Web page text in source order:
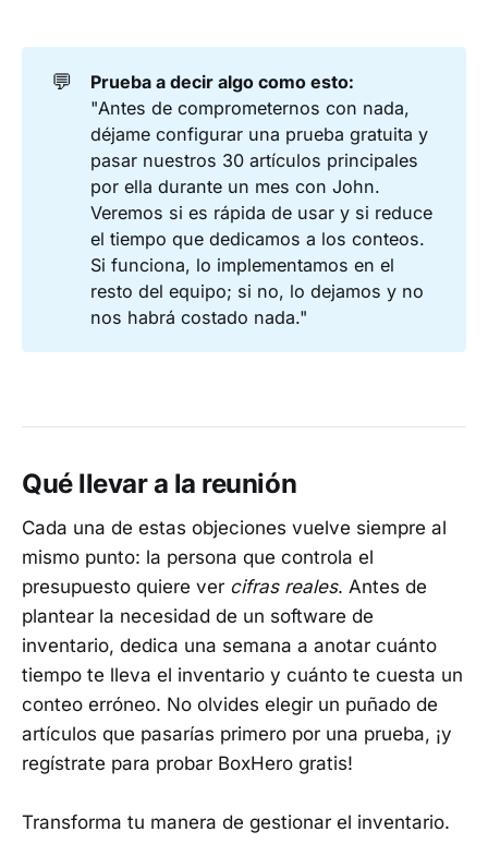
💬
Prueba a decir algo como esto:
"Antes de comprometernos con nada,
déjame configurar una prueba gratuita y
pasar nuestros 30 artículos principales
por ella durante un mes con John.
Veremos si es rápida de usar y si reduce
el tiempo que dedicamos a los conteos.
Si funciona, lo implementamos en el
resto del equipo; si no, lo dejamos y no
nos habrá costado nada."
Qué llevar a la reunión
Cada una de estas objeciones vuelve siempre al
mismo punto: la persona que controla el
presupuesto quiere ver cifras reales. Antes de
plantear la necesidad de un software de
inventario, dedica una semana a anotar cuánto
tiempo te lleva el inventario y cuánto te cuesta un
conteo erróneo. No olvides elegir un puñado de
artículos que pasarías primero por una prueba, ¡y
regístrate para probar BoxHero gratis!
Transforma tu manera de gestionar el inventario.